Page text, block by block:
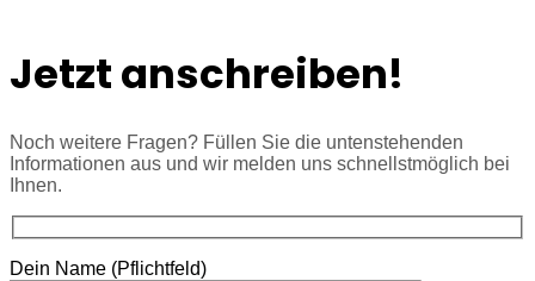
Jetzt anschreiben!
Noch weitere Fragen? Füllen Sie die untenstehenden
Informationen aus und wir melden uns schnellstmöglich bei
Ihnen.
Dein Name (Pflichtfeld)